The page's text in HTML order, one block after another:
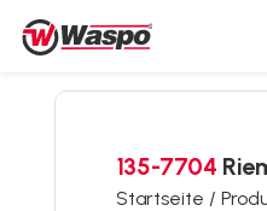
135-7704
Startseite /